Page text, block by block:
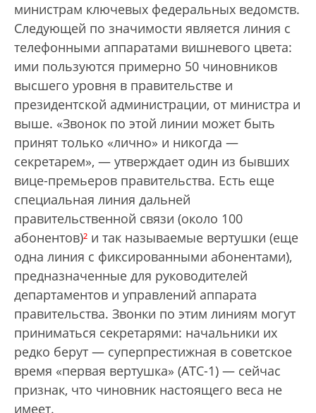
министрам ключевых федеральных ведомств.
Следующей по значимости является линия с
телефонными аппаратами вишневого цвета:
ими пользуются примерно 50 чиновников
высшего уровня в правительстве и
президентской администрации, от министра и
выше. «Звонок по этой линии может быть
принят только «лично» и никогда —
секретарем», — утверждает один из бывших
вице-премьеров правительства. Есть еще
специальная линия дальней
правительственной связи (около 100
абонентов)² и так называемые вертушки (еще
одна линия с фиксированными абонентами),
предназначенные для руководителей
департаментов и управлений аппарата
правительства. Звонки по этим линиям могут
приниматься секретарями: начальники их
редко берут — суперпрестижная в советское
время «первая вертушка» (АТС-1) — сейчас
признак, что чиновник настоящего веса не
имеет.